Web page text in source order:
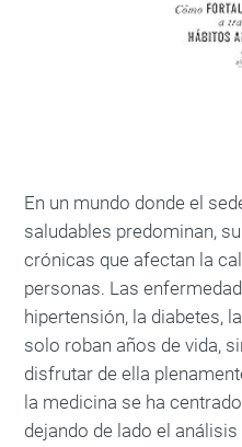
En un mundo donde el
saludables predominan,
crónicas que afectan la
personas. Las
hipertensión, la diabetes,
solo roban años de vida,
disfrutar de ella
la medicina se ha
dejando de lado el